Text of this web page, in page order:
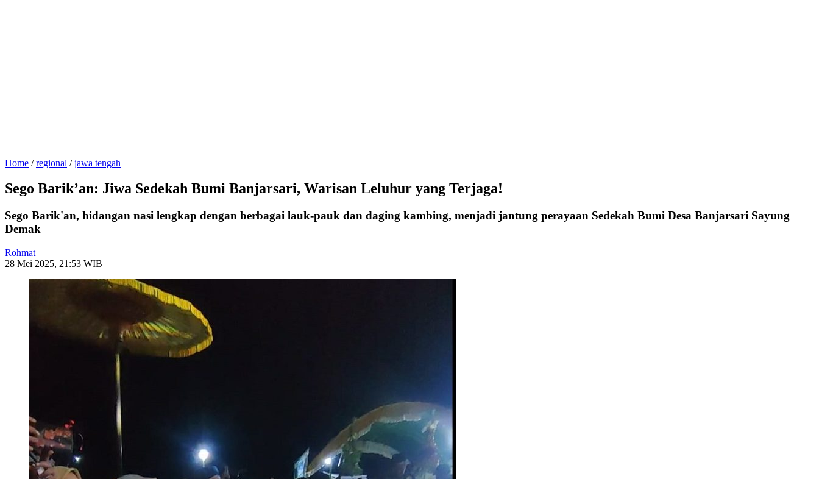
Home /regional /jawa tengah
Sego Barik’an: Jiwa Sedekah Bumi Banjarsari, Warisan Leluhur yang Terjaga!
Sego Barik'an, hidangan nasi lengkap dengan berbagai lauk-pauk dan daging kambing, menjadi jantung perayaan Sedekah Bumi Desa Banjarsari Sayung
Demak
Rohmat
28 Mei 2025, 21:53 WIB